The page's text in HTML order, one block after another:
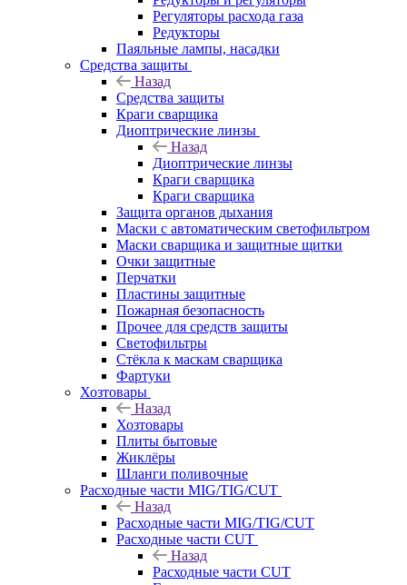
Регуляторы расхода газа
Редукторы
Паяльные лампы, насадки
Средства защиты
Назад
Средства защиты
Краги сварщика
Диоптрические линзы
Назад
Диоптрические линзы
Краги сварщика
Краги сварщика
Защита органов дыхания
Маски с автоматическим светофильтром
Маски сварщика и защитные щитки
Очки защитные
Перчатки
Пластины защитные
Пожарная безопасность
Прочее для средств защиты
Светофильтры
Стёкла к маскам сварщика
Фартуки
Хозтовары
Назад
Хозтовары
Плиты бытовые
Жиклёры
Шланги поливочные
Расходные части MIG/TIG/CUT
Назад
Расходные части MIG/TIG/CUT
Расходные части CUT
Назад
Расходные части CUT